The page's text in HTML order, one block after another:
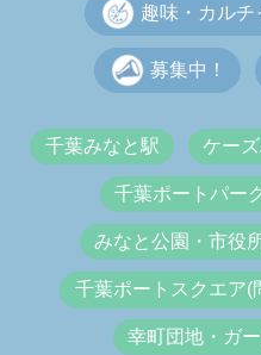
趣味・カルチ
募集中！
千葉みなと駅 ケー
千葉ポートパー
みなと公園・市役
千葉ポートスクエア(
幸町団地・ガ